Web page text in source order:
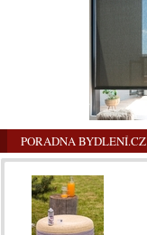
PORADNA BYDLENÍ.CZ